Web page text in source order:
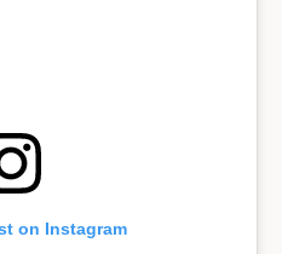
on Instagram